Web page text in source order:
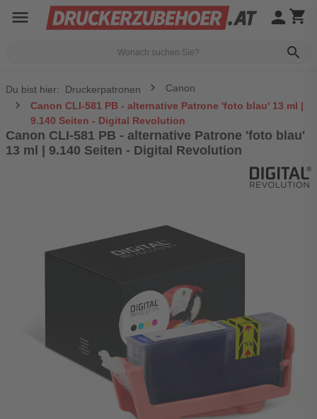
menu
search
person shopping_cart
Du bist hier: Druckerpatronen
Canon
Canon CLI-581 PB - alternative Patrone 'foto blau' 13 ml |
9.140 Seiten - Digital Revolution
Canon CLI-581 PB - alternative Patrone 'foto blau'
13 ml | 9.140 Seiten - Digital Revolution